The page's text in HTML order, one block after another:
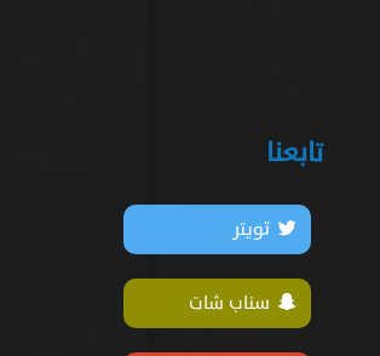
تابعنا
تويتر
سناب شات